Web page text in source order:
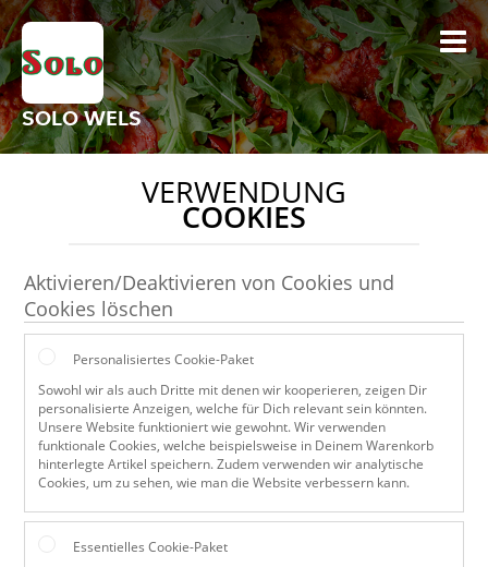
SOLO WELS
VERWENDUNG
COOKIES
Aktivieren/Deaktivieren von Cookies und
Cookies löschen
Personalisiertes Cookie-Paket
Sowohl wir als auch Dritte mit denen wir kooperieren, zeigen Dir
personalisierte Anzeigen, welche für Dich relevant sein könnten.
Unsere Website funktioniert wie gewohnt. Wir verwenden
funktionale Cookies, welche beispielsweise in Deinem Warenkorb
hinterlegte Artikel speichern. Zudem verwenden wir analytische
Cookies, um zu sehen, wie man die Website verbessern kann.
Essentielles Cookie-Paket